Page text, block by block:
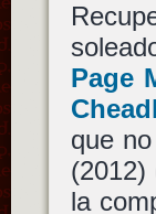
Page
que
la